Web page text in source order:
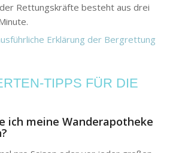
Rettungskräfte besteht aus drei
Erklärung der Bergrettung
TIPPS FÜR DIE
ich meine Wanderapotheke